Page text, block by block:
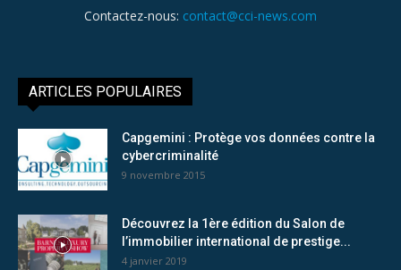
Contactez-nous: contact@cci-news.com
ARTICLES POPULAIRES
Capgemini : Protège vos données contre la
cybercriminalité
9 novembre 2015
Découvrez la 1ère édition du Salon de
l’immobilier international de prestige...
4 janvier 2019